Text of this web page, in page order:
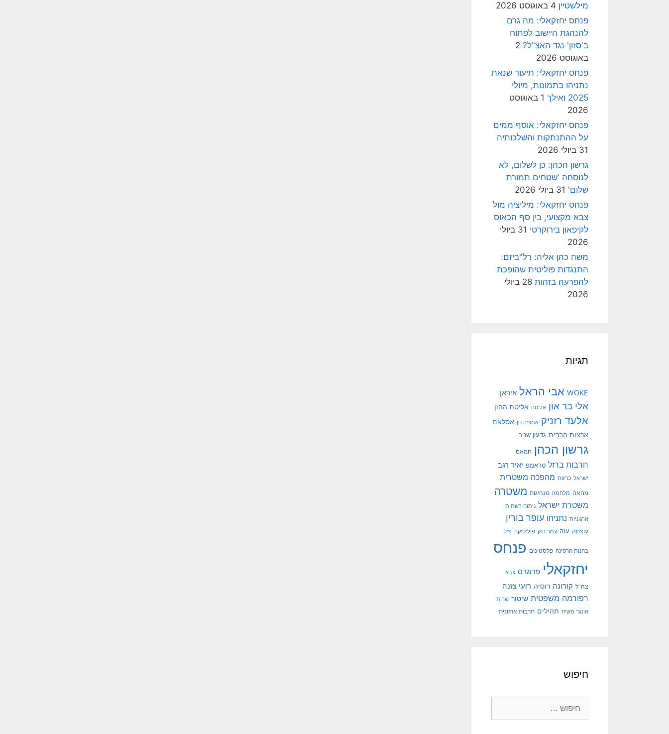
מילשטיין 4 באוגוסט 2026
פנחס יחזקאלי: מה גרם
להנהגת היישוב לפתוח
ב'סזון' נגד האצ"ל? 2
באוגוסט 2026
פנחס יחזקאלי: תיעוד שנאת
נתניהו בתמונות, מיולי
2025 ואילך
1 באוגוסט
2026
פנחס יחזקאלי: אוסף ממים
על ההתנתקות והשלכותיה
31 ביולי 2026
גרשון הכהן: כן לשלום, לא
לנוסחה 'שטחים תמורת
שלום' 31 ביולי 2026
פנחס יחזקאלי: מיליציה מול
צבא מקצועי, בין סף הכאוס
לקיפאון בירוקרטי
31 ביולי
2026
משה כהן אליה: רל"ביזם:
התנגדות פוליטית שהופכת
להפרעה בזהות
28 ביולי
2026
תגיות
WOKE אבי הראל איראן
אלי בר און אליטה אליטת ההון
אלעד רזניק אמציה חן אסלאם
ארצות הברית גדעון שניר
גרשון הכהן חמאס
חרבות ברזל טראמפ יאיר רגב
ישראל כרזות מהפכה משטרית
מחאה מלחמה מנהיגות משטרה
משטרת ישראל ניתוח רשתות
ארגוניות נתניהו עופר בורין
עוצמה עזה עמר דנק פוליטיקה פיל
בחנות חרסינה פלסטינים פנחס
יחזקאלי פרוגרס צבא
צה"ל קורונה רוסיה רועי צזנה
רפורמה משפטית שיטור שרית
אונגר משיח תהילים תרבות ארגונית
חיפוש